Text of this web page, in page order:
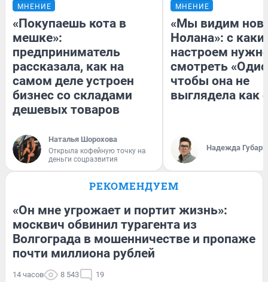
МНЕНИЕ
«Покупаешь кота в
мешке»:
предприниматель
рассказала, как на
самом деле устроен
бизнес со складами
дешевых товаров
Наталья Шорохова
Открыла кофейную точку на
деньги соцразвития
МНЕНИЕ
«Мы видим
Нолана»: с
настроем
смотреть
чтобы она не
выглядела как
Надежда Губарь
РЕКОМЕНДУЕМ
«Он мне угрожает и портит жизнь»:
москвич обвинил турагента из
Волгограда в мошенничестве и пропаже
почти миллиона рублей
14 часов 8 543 19